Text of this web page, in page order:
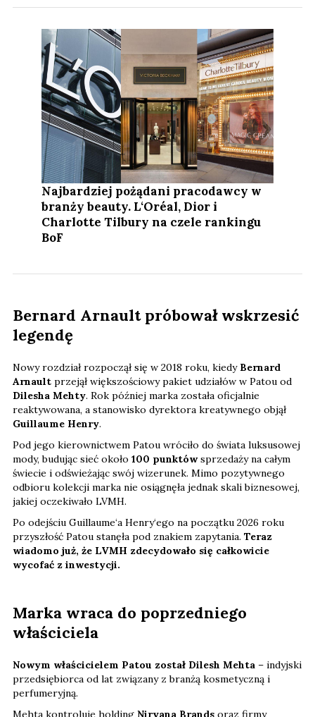
Najbardziej pożądani pracodawcy w
branży beauty. L‘Oréal, Dior i
Charlotte Tilbury na czele rankingu
BoF
Bernard Arnault próbował wskrzesić
legendę
Nowy rozdział rozpoczął się w 2018 roku, kiedy Bernard
Arnault przejął większościowy pakiet udziałów w Patou od
Dilesha Mehty. Rok później marka została oficjalnie
reaktywowana, a stanowisko dyrektora kreatywnego objął
Guillaume Henry.
Pod jego kierownictwem Patou wróciło do świata luksusowej
mody, budując sieć około 100 punktówsprzedaży na całym
świecie i odświeżając swój wizerunek. Mimo pozytywnego
odbioru kolekcji marka nie osiągnęła jednak skali biznesowej,
jakiej oczekiwało LVMH.
Po odejściu Guillaume‘a Henry‘ego na początku 2026 roku
przyszłość Patou stanęła pod znakiem zapytania. Teraz
wiadomo już, że LVMH zdecydowało się całkowicie
wycofać z inwestycji.
Marka wraca do poprzedniego
właściciela
Nowym właścicielem Patou został Dilesh Mehta – indyjski
przedsiębiorca od lat związany z branżą kosmetyczną i
perfumeryjną.
Mehta kontroluje holding Nirvana Brands oraz firmy